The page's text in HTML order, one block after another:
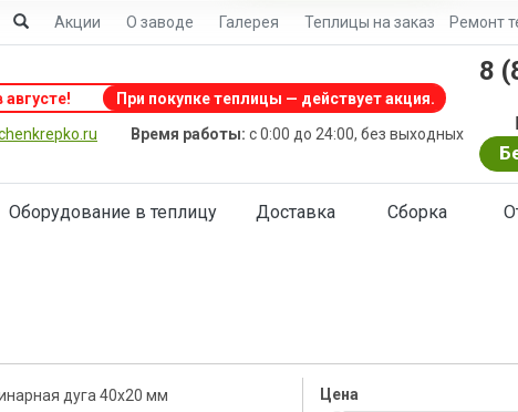
Акции О заводе Галерея Теплицы на заказ Ремонт
августе! При покупке теплицы — действует акция.
Время работы: с 0:00 до 24:00, без выходных
8
Оборудование в теплицу Доставка Сборка
дуга 40х20 мм Цена